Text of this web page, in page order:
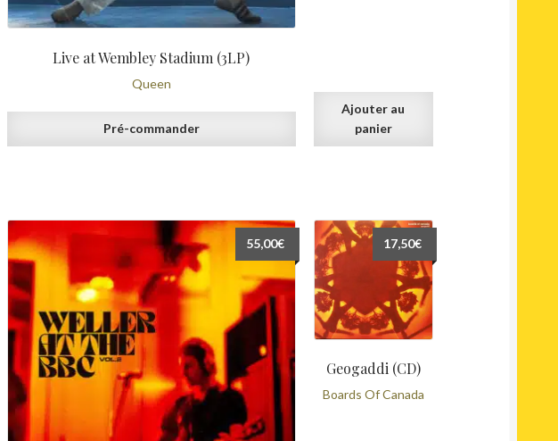
Live at Wembley Stadium (3LP)
Queen
Pré-commander
Ajouter au
panier
55,00€
Geogaddi (CD)
Boards Of Canada
17,50€